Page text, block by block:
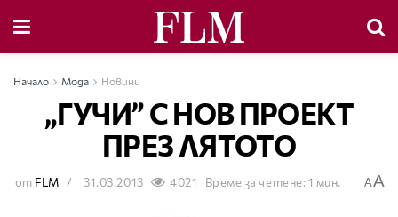
Начало Мода Новини
„ГУЧИ” С НОВ ПРОЕКТ
ПРЕЗ ЛЯТОТО
от FLM 31.03.2013 4021 Време за четене: 1 мин. AA